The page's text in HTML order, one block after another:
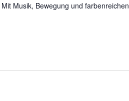
Musik, Bewegung und farbenreichen